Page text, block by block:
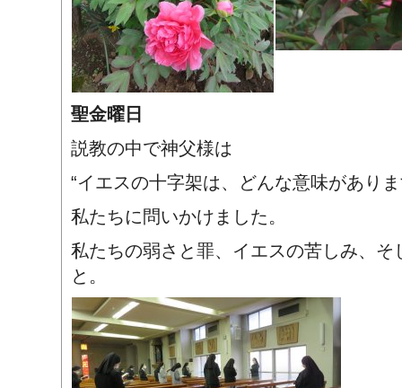
聖金曜日
説教の中で神父様は
“イエスの十字架は、どんな意味があり
私たちに問いかけました。
私たちの弱さと罪、イエスの苦しみ、
と。